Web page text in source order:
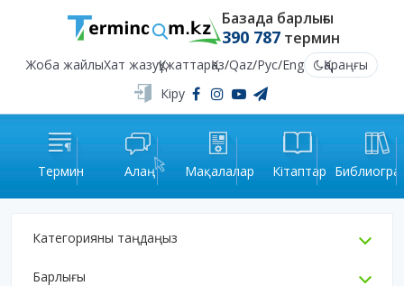
Базада барлығы
390 787термин
Жоба жайлыХат жазуҚұжаттарҚаз/Qaz/Рус/Eng
Қараңғы
Кіру
Термин Алаң Мақалалар Кітаптар
Категорияны таңдаңыз
Барлығы